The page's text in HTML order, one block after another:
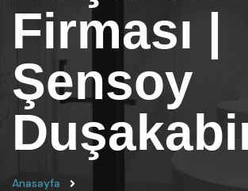
Firması |
Şensoy
Anasayfa